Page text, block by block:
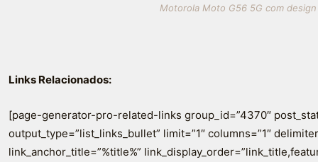
Motorola Moto G56 5G com
Links Relacionados:
[page-generator-pro-related-links group_id=”4370″
output_type=”list_links_bullet” limit=”1″ columns=”1″
link_anchor_title=”%title%”